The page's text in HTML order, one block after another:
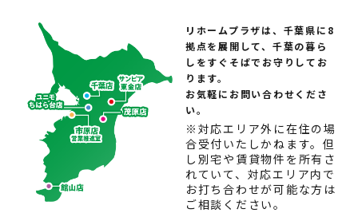
リホームプラザは、千葉県に8
拠点を展開して、千葉の暮ら
しをすぐそばでお守りしてお
ります。
お気軽にお問い合わせくださ
い。
※対応エリア外に在住の場
合受付いたしかねます。但
し別宅や賃貸物件を所有さ
れていて、対応エリア内で
お打ち合わせが可能な方は
ご相談ください。